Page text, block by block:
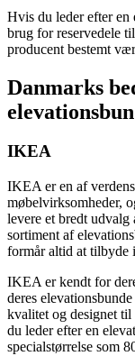
Hvis du leder efter en
brug for reservedele
producent bestemt
Danmarks
IKEA
IKEA er en af
møbelvirksomheder,
levere et bredt
sortiment af
formår altid at tilbyde
IKEA er kendt for
deres
kvalitet og designet
du leder efter en
specialstørrelse som